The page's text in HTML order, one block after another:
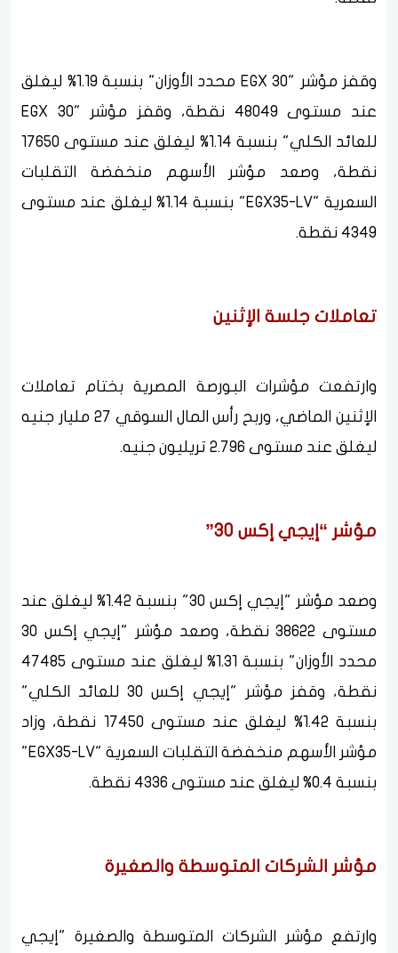
وقفز مؤشر "EGX 30 محدد الأوزان" بنسبة 1.19% ليغلق
عند مستوى 48049 نقطة، وقفز مؤشر "EGX 30
للعائد الكلي" بنسبة 1.14% ليغلق عند مستوى 17650
نقطة، وصعد مؤشر الأسهم منخفضة التقلبات
السعرية "EGX35-LV" بنسبة 1.14% ليغلق عند مستوى
4349 نقطة.
تعاملات جلسة الإثنين
وارتفعت مؤشرات البورصة المصرية بختام تعاملات
الإثنين الماضي، وربح رأس المال السوقي 27 مليار جنيه
ليغلق عند مستوى 2.796 تريليون جنيه.
مؤشر “إيجي إكس 30”
وصعد مؤشر "إيجي إكس 30" بنسبة 1.42% ليغلق عند
مستوى 38622 نقطة، وصعد مؤشر "إيجي إكس 30
محدد الأوزان" بنسبة 1.31% ليغلق عند مستوى 47485
نقطة، وقفز مؤشر "إيجي إكس 30 للعائد الكلي"
بنسبة 1.42% ليغلق عند مستوى 17450 نقطة، وزاد
مؤشر الأسهم منخفضة التقلبات السعرية "EGX35-LV"
بنسبة 0.4% ليغلق عند مستوى 4336 نقطة.
مؤشر الشركات المتوسطة والصغيرة
وارتفع مؤشر الشركات المتوسطة والصغيرة "إيجي